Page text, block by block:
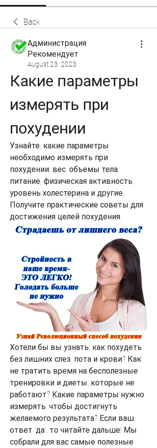
Back
Администрация
Рекомендует
August 23, 2023
Какие параметры
измерять при
похудении
Узнайте, какие параметры
необходимо измерять при
похудении: вес, объемы тела,
питание, физическая активность,
уровень холестерина и другие.
Получите практические советы для
достижения целей похудения.
Хотели бы вы узнать, как похудеть
без лишних слез, пота и крови? Как
не тратить время на бесполезные
тренировки и диеты, которые не
работают? Какие параметры нужно
измерять, чтобы достигнуть
желаемого результата? Если ваш
ответ 'да', то читайте дальше! Мы
собрали для вас самые полезные